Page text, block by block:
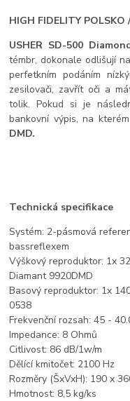
HIGH FIDELITY POLSKO
USHER SD-500
témbr, dokonale odlišují
perfetkním podáním
zesilovači, zavřít oči a
tolik. Pokud si je
bankovní výpis, na
DMD.
Technická specifikace
Systém: 2-pásmová
bassreflexem
Výškový reproduktor: 1x
Diamant 9920DMD
Basový reproduktor: 1x
0538
Frekvenční rozsah: 45 -
Impedance: 8 Ohmů
Citlivost: 86 dB/1w/m
Dělící kmitočet: 2100 Hz
Rozměry (ŠxVxH): 190 x
Hmotnost: 8,5 kg/ks